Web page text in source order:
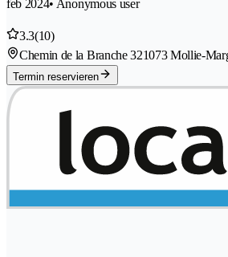
feb 2024• Anonymous user
3.3(10)
Chemin de la Branche 321073 Mollie-
Termin reservieren